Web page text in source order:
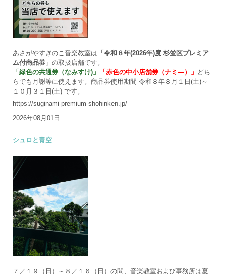
あさがやすぎのこ音楽教室は 「令和８年(2026年)度 杉並区プレミア
ム付商品券」 の取扱店舗です。
「緑色の共通券（なみすけ)」
「赤色の中小店舗券（ナミ―）」 どち
らでも月謝等に使えます。商品券使用期間 令和８年８月１日(土)～
１０月３１日(土) です。
https://suginami-premium-shohinken.jp/
2026年08月01日
シュロと青空
７／１９（日）～８／１６（日）の間、音楽教室および事務所は夏